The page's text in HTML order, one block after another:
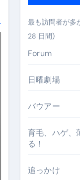
全
FDA／ソラシド
ばれている新定番
容 #健康 #雑学 #
#健康 #雑学 #ナレ
容 #健康 #雑学 #
選び方・洗い方・
最も訪問者が多
28 日間)
Forum
日曜劇場
バウアー
育毛、ハゲ、
る！
追っかけ